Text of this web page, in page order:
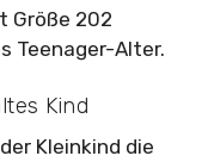
Größe 202
Teenager-Alter.
Kind
Kleinkind die